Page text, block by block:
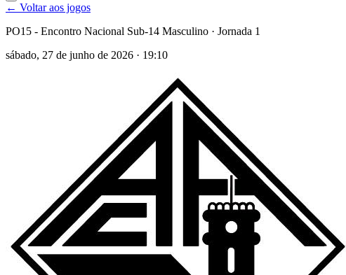
← Voltar aos jogos
PO15 - Encontro Nacional Sub-14 Masculino · Jornada 1
sábado, 27 de junho de 2026 · 19:10